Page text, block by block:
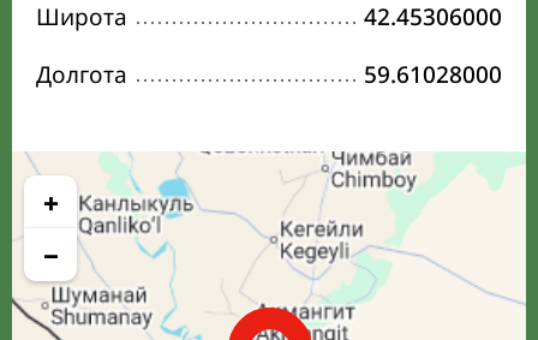
Широта
42.45306000
Долгота
59.61028000
+
−